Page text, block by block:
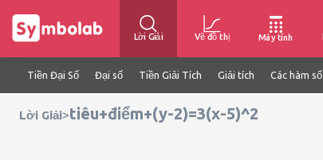
Lời Giải Vẽ đồ thị Máy tính
Tiền Đại Số Đại số Tiền Giải Tích Giải tích Các hàm số
Lời Giải>tiêu+điểm+(y-2)=3(x-5)^2